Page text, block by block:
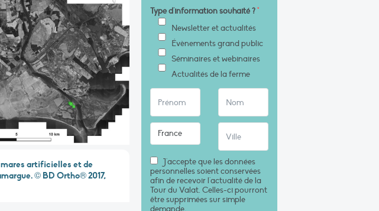
artificielles et de
© BD Ortho® 2017,
Type d'information souhaité ?*
Newsletter et actualités
Évènements grand public
Séminaires et webinaires
Actualités de la ferme
J'accepte que les données
personnelles soient conservées
afin de recevoir l'actualité de la
Tour du Valat. Celles-ci pourront
être supprimées sur simple